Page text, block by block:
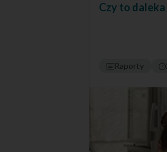
Czy to daleka
Raporty